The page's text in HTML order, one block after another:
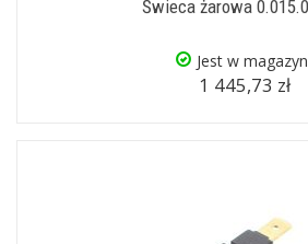
Świeca żarowa
Jest w
1 445,73 zł